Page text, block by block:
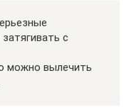
с
можно вылечить